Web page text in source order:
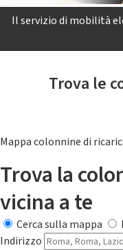
Il servizio di mobilità
Trova le
Mappa colonnine di
Trova la
vicina a te
Cerca sulla mappa
Indirizzo